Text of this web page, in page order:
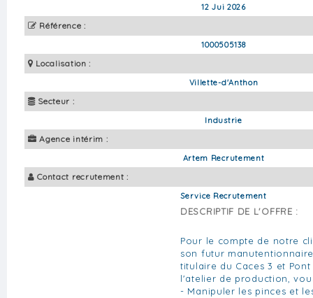
12 Jui 2026
Référence :
1000505138
Localisation :
Villette-d'Anthon
Secteur :
Industrie
Agence intérim :
Artem Recrutement
Contact recrutement :
Service Recrutement
DESCRIPTIF DE L'OFFRE :
Pour le compte de notre
son futur
titulaire du Caces 3 et
l'atelier de production,
- Manipuler les pinces et